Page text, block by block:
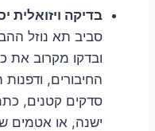
בדיקה ויזואלית
סביב תא נוזל
ובדקו מקרוב את
החיבורים,
סדקים קטנים,
ישנה, או אטמים